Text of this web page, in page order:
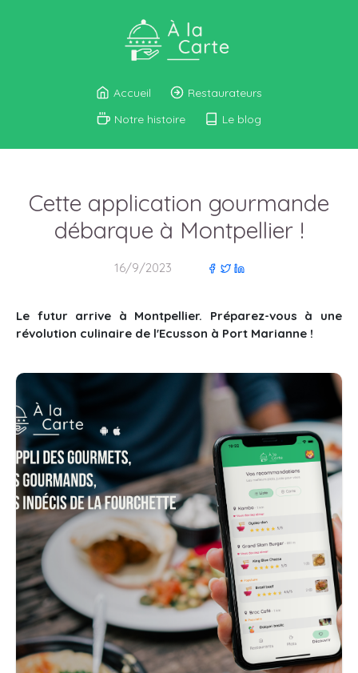
Accueil
Restaurateurs
Notre histoire
Le blog
Cette application gourmande
débarque à Montpellier !
16/9/2023
Le futur arrive à Montpellier. Préparez-vous à une
révolution culinaire de l'Ecusson à Port Marianne !